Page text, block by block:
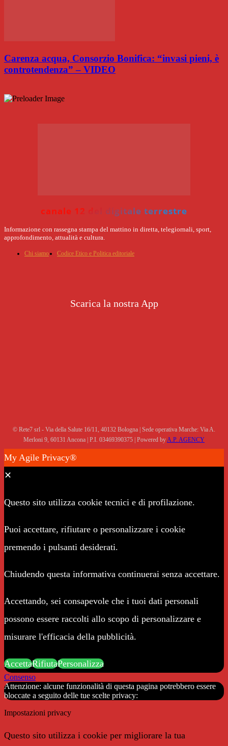
Carenza acqua, Consorzio Bonifica: “invasi pieni, è
controtendenza” – VIDEO
canale 12 del digitale terrestre
Informazione con rassegna stampa del mattino in diretta, telegiornali, sport,
approfondimento, attualità e cultura.
Chi siamo Codice Etico e Politica editoriale
Scarica la nostra App
© Rete7 srl - Via della Salute 16/11, 40132 Bologna | Sede operativa Marche: Via A.
Merloni 9, 60131 Ancona | P.I. 03469390375 | Powered by A.P. AGENCY
My Agile Privacy®
✕
Questo sito utilizza cookie tecnici e di profilazione.
Puoi accettare, rifiutare o personalizzare i cookie
premendo i pulsanti desiderati.
Chiudendo questa informativa continuerai senza accettare.
Accettando, sei consapevole che i tuoi dati personali
possono essere raccolti allo scopo di personalizzare e
misurare l'efficacia della pubblicità.
AccettaRifiutaPersonalizza
Consenso
Attenzione: alcune funzionalità di questa pagina potrebbero essere
bloccate a seguito delle tue scelte privacy:
Impostazioni privacy
Questo sito utilizza i cookie per migliorare la tua